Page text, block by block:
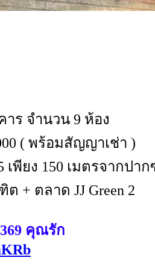
าร จำนวน 9 ห้อง
( พร้อมสัญญาเช่า )
พียง 150 เมตรจากปาก
+ ตลาด JJ Green 2
คุณรัก